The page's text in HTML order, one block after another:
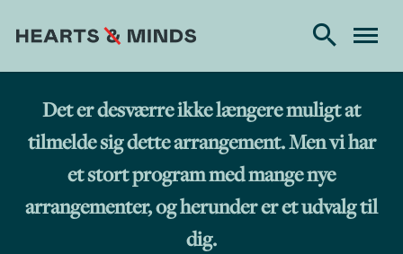
Det er desværre ikke længere muligt at
tilmelde sig dette arrangement. Men vi har
et stort program med mange nye
arrangementer, og herunder er et udvalg til
dig.